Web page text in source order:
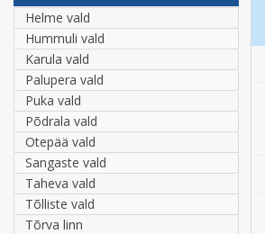
Helme vald
Hummuli vald
Karula vald
Palupera vald
Puka vald
Põdrala vald
Otepää vald
Sangaste vald
Taheva vald
Tõlliste vald
Tõrva linn